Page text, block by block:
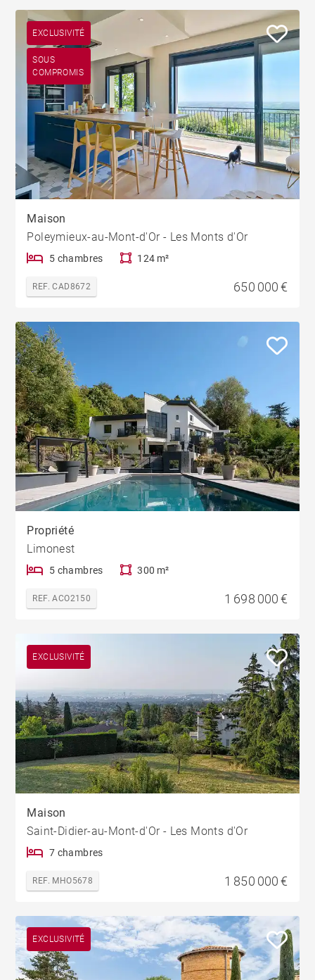
EXCLUSIVITÉ
SOUS
COMPROMIS
Maison
Poleymieux-au-Mont-d'Or - Les Monts d'Or
5 chambres 124 m²
REF. CAD8672 650 000 €
Propriété
Limonest
5 chambres 300 m²
REF. ACO2150 1 698 000 €
EXCLUSIVITÉ
Maison
Saint-Didier-au-Mont-d'Or - Les Monts d'Or
7 chambres
REF. MHO5678 1 850 000 €
EXCLUSIVITÉ